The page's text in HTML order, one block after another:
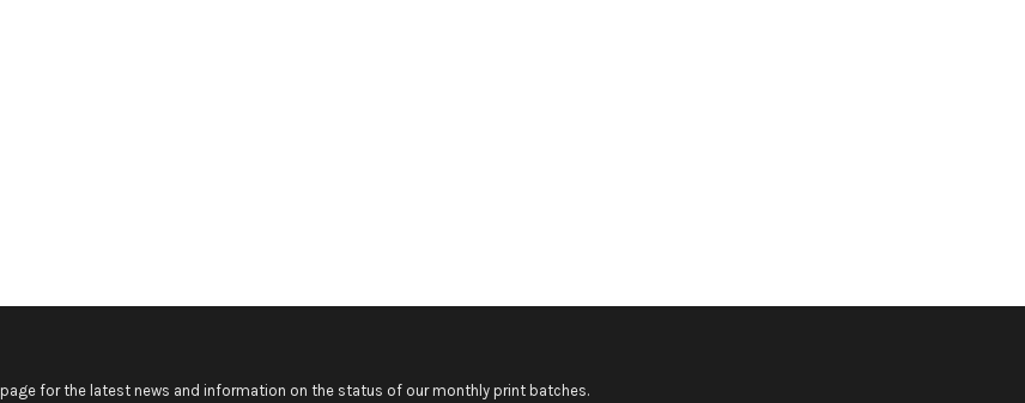
page for the latest news and information on the status of our monthly print batches.